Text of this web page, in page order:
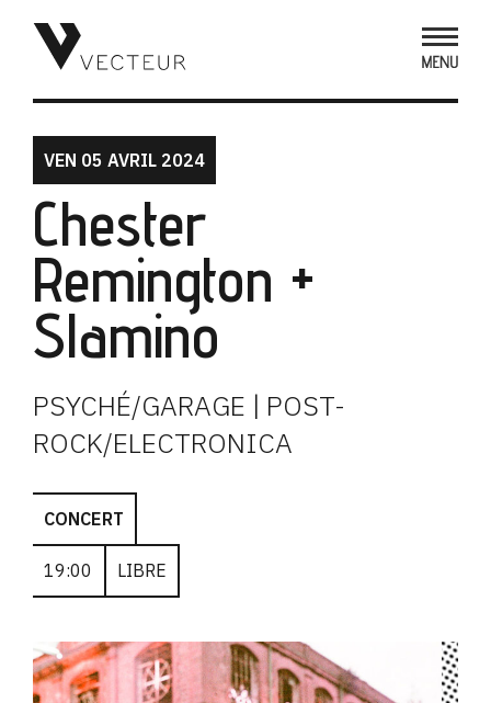
VEN 05 AVRIL 2024
Chester
Remington +
Slamino
PSYCHÉ/GARAGE | POST-
ROCK/ELECTRONICA
CONCERT
19:00 LIBRE